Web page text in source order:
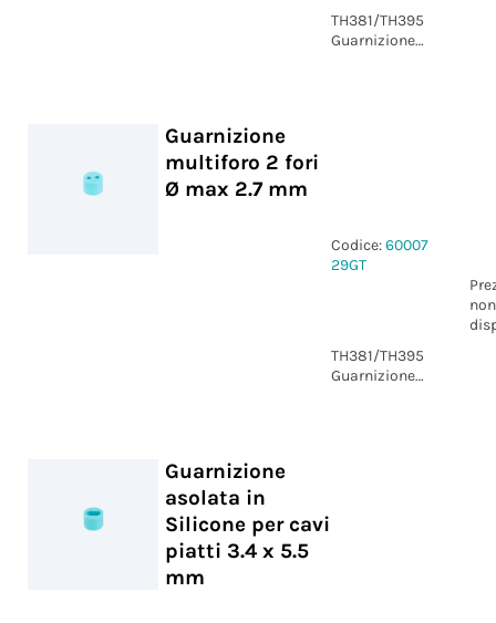
TH381/TH395
Guarnizione
Guarnizione
multiforo 2 fori
Ø max 2.7 mm
Codice:60007
29GT
non
TH381/TH395
Guarnizione
Guarnizione
asolata in
Silicone per cavi
piatti 3.4 x 5.5
mm